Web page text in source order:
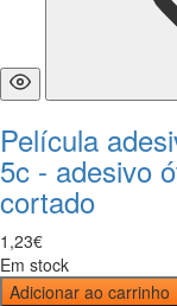
Película
5c - adesivo
cortado
1 ,23€
Em stock
Adicionar ao carrinho